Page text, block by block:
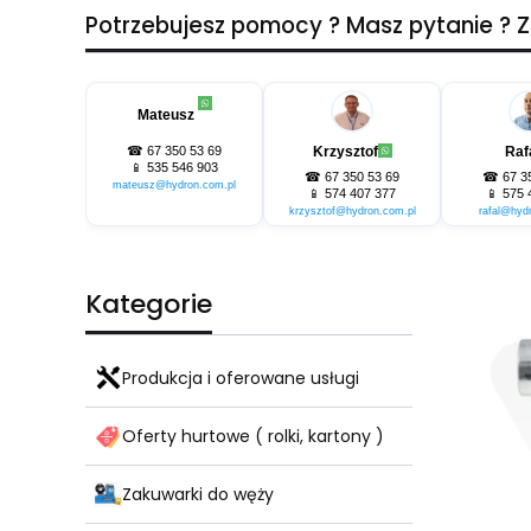
Potrzebujesz pomocy ? Masz pytanie ?
Mateusz
☎ 67 350 53 69
📱 535 546 903
mateusz@hydron.com.pl
Krzysztof
☎ 67 350 53 69
📱 574 407 377
krzysztof@hydron.com.pl
☎ 67
📱 575
Kategorie
Produkcja i oferowane usługi
Oferty hurtowe ( rolki, kartony )
Zakuwarki do węży